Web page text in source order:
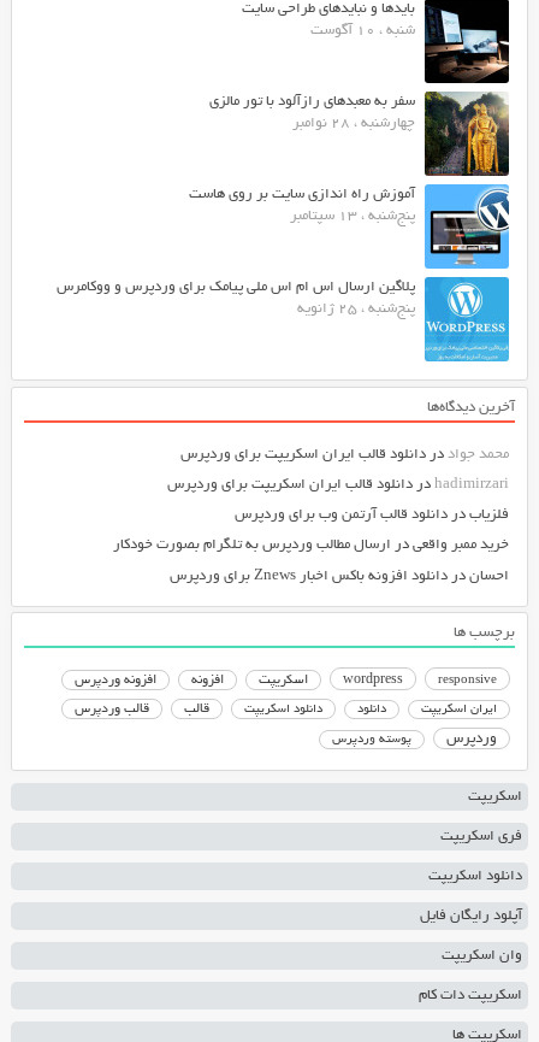
بایدها و نبایدهای طراحی سایت
شنبه ، 10 آگوست
سفر به معبدهای رازآلود با تور مالزی
چهارشنبه ، 28 نوامبر
آموزش راه اندازی سایت بر روی هاست
پنج‌شنبه ، 13 سپتامبر
پلاگین ارسال اس ام اس ملی پیامک برای وردپرس و ووکامرس
پنج‌شنبه ، 25 ژانویه
آخرین دیدگاه‌ها
محمد جواددر دانلود قالب ایران اسکریپت برای وردپرس
hadimirzariدر دانلود قالب ایران اسکریپت برای وردپرس
فلزیابدر دانلود قالب آرتمن وب برای وردپرس
خرید ممبر واقعیدر ارسال مطالب وردپرس به تلگرام بصورت خودکار
احساندر دانلود افزونه باکس اخبار Znews برای وردپرس
برچسب ها
responsive
wordpress اسکریپت افزونه افزونه وردپرس
ایران اسکریپت دانلود دانلود اسکریپت قالب قالب وردپرس
وردپرس پوسته وردپرس
اسکریپت
فری اسکریپت
دانلود اسکریپت
آپلود رایگان فایل
وان اسکریپت
اسکریپت دات کام
اسکریپت ها